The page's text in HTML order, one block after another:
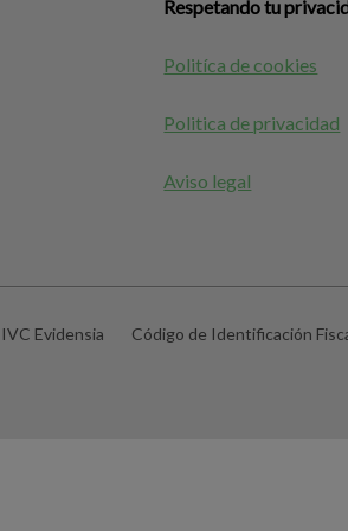
Respetando tu
Politíca de cookies
Politica de privacidad
Aviso legal
IVC Evidensia Código de Identificación